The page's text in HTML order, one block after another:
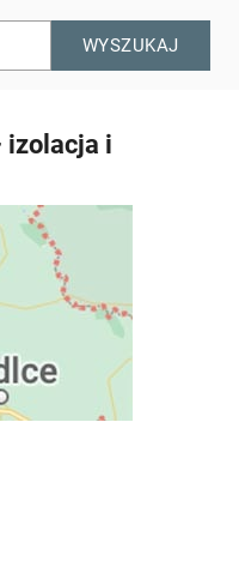
WYSZUKAJ
izolacja i